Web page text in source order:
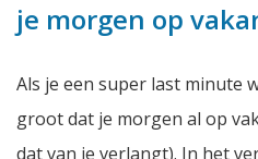
je morgen op
Als je een super last minute
groot dat je morgen al op
dat van je verlangt). In het